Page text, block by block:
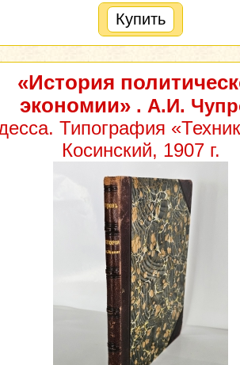
Купить
«История
экономии». А.И.
Типография
Косинский, 1907 г.